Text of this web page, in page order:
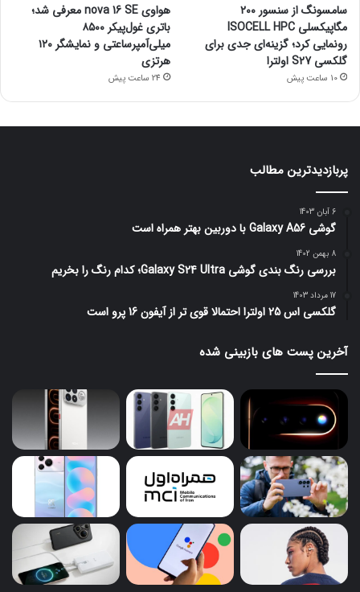
سامسونگ از سنسور ۲۰۰
مگاپیکسلی ISOCELL HPC
رونمایی کرد؛ گزینه‌ای جدی برای
گلکسی S27 اولترا
10 ساعت پیش
هواوی nova 16 SE معرفی شد؛
باتری غول‌پیکر ۸۵۰۰
میلی‌آمپرساعتی و نمایشگر ۱۲۰
هرتزی
24 ساعت پیش
پربازدیدترین مطالب
6 آبان 1403
گوشی Galaxy A56 با دوربین بهتر همراه است
8 بهمن 1402
بررسی رنگ بندی گوشی Galaxy S24 Ultra؛ کدام رنگ را بخریم
17 مرداد 1403
گلکسی اس 25 اولترا احتمالا قوی تر از آیفون 16 پرو است
آخرین پست های بازبینی شده